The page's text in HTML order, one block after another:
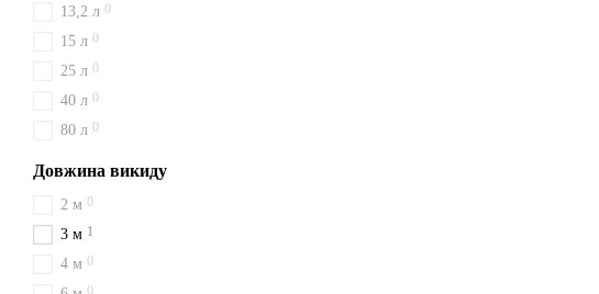
13,2 л 0
15 л 0
25 л 0
40 л 0
80 л 0
Довжина викиду
2 м 0
3 м 1
4 м 0
0